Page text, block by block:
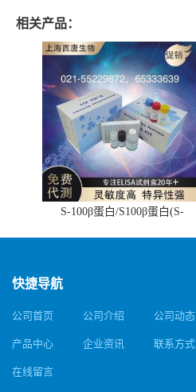
相关产品：
S-100β蛋白/S100β蛋白(S-
快捷导航
公司首页 公司介绍 公司动态
产品中心 企业资讯 联系方式
在线留言